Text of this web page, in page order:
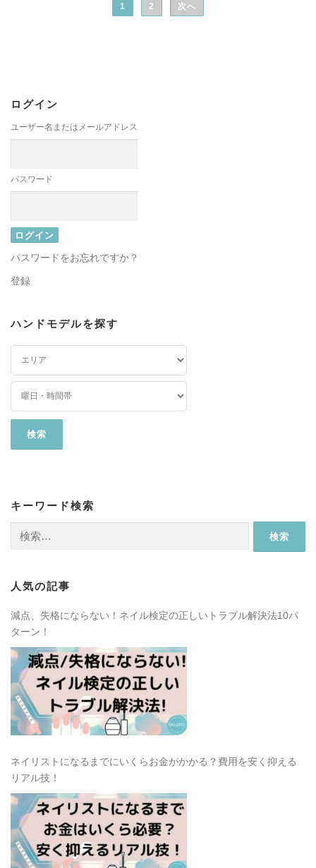
ョ
ン
1 2 次へ
ログイン
ユーザー名またはメールアドレス
パスワード
パスワードをお忘れですか？
登録
ハンドモデルを探す
キーワード検索
索:
人気の記事
減点、失格にならない！ネイル検定の正しいトラブル解決法10パ
ターン！
ネイリストになるまでにいくらお金がかかる？費用を安く抑える
リアル技！